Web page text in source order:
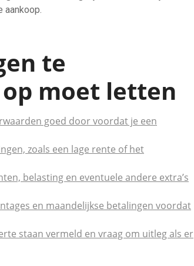
aankoop.
te
moet letten
goed door voordat je een
zoals een lage rente of het
belasting en eventuele andere extra’s
en maandelijkse betalingen voordat
staan vermeld en vraag om uitleg als er